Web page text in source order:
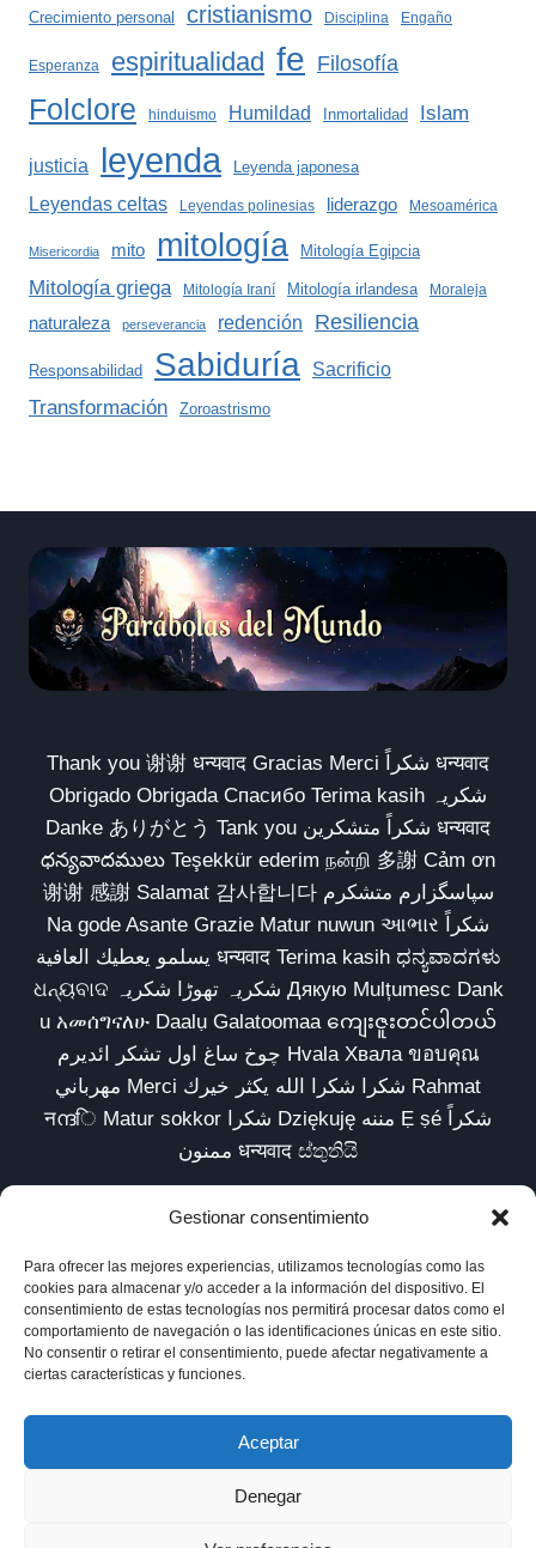
Gestionar consentimiento
Para ofrecer las mejores experiencias, utilizamos tecnologías como las
cookies para almacenar y/o acceder a la información del dispositivo. El
consentimiento de estas tecnologías nos permitirá procesar datos como el
comportamiento de navegación o las identificaciones únicas en este sitio.
No consentir o retirar el consentimiento, puede afectar negativamente a
ciertas características y funciones.
Aceptar
Denegar
Crecimiento personal cristianismo Disciplina Engaño
Esperanza espiritualidad fe Filosofía
Folclore hinduismo Humildad Inmortalidad Islam
justicia leyenda Leyenda japonesa
Leyendas celtas Leyendas polinesias liderazgo Mesoamérica
Misericordia mito mitología Mitología Egipcia
Mitología griega Mitología Iraní Mitología irlandesa Moraleja
naturaleza perseverancia redención Resiliencia
Responsabilidad Sabiduría Sacrificio
Transformación Zoroastrismo
Thank you 谢谢 धन्यवाद Gracias Merci شكراً धन्यवाद
Obrigado Obrigada Спасибо Terima kasih شکریہ
Danke ありがとう Tank you شكراً متشكرين धन्यवाद
ధన్యవాదములు Teşekkür ederim நன்றி 多謝 Cảm ơn
谢谢 感謝 Salamat 감사합니다 سپاسگزارم متشکرم
Na gode Asante Grazie Matur nuwun આભાર شكراً
يسلمو يعطيك العافية धन्यवाद Terima kasih ಧನ್ಯವಾದಗಳು
ଧନ୍ୟବାଦ شکریہ تھوڑا شکریہ Дякую Mulțumesc Dank
u አመሰግናለሁ Daalụ Galatoomaa ကျေးဇူးတင်ပါတယ်
چوخ ساغ اول تشکر ائدیرم Hvala Хвала ขอบคุณ
مهرباني Merci شكرا شكرا الله يكثر خيرك Rahmat
नന്ദि Matur sokkor شكرا Dziękuję مننه Ẹ ṣé شكراً
ممنون धन्यवाद ස්තුතියි
Inicio Biblioteca Parábolas TV
Comunidad
Esencia
Blog
Política de privacidad
Aviso legal
Política de cookies (UE)